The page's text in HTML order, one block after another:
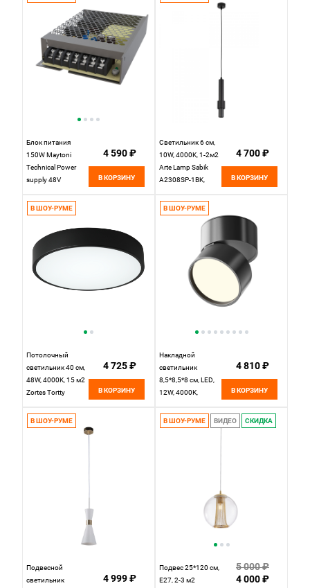
Блок питания
150W Maytoni
Technical Power
supply 48V
Серый IP 20
4 590 ₽
В КОРЗИНУ
Светильник 6 см,
10W, 4000K, 1-2м2
Arte Lamp Sabik
A2308SP-1BK,
4 700 ₽
В КОРЗИНУ
В ШОУ-РУМЕ
Потолочный
светильник 40 см,
48W, 4000K, 15 м2
Zortes Tortty
черный
4 725 ₽
В КОРЗИНУ
В ШОУ-РУМЕ
Накладной
светильник
8,5*8,5*8 см, LED,
12W, 4000К,
ONDA C024CL-
12W4K-B-1 черный
4 810 ₽
В КОРЗИНУ
В ШОУ-РУМЕ
Подвесной
светильник
4 999 ₽
В ШОУ-РУМЕ ВИДЕО СКИДКА
Подвес 25*120 см,
Е27, 2-3 м2
5 000 ₽
4 000 ₽